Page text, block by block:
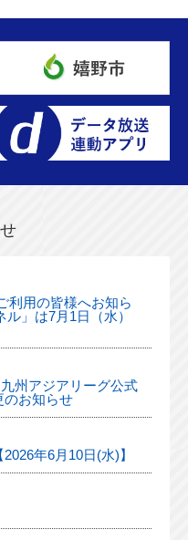
利用の皆様へお知ら
」は7月1日（水）
州アジアリーグ公式
のお知らせ
年6月10日(水)】